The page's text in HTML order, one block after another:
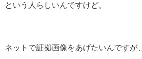
という人らしいんですけど。
ネットで証拠画像をあげたいんですが、